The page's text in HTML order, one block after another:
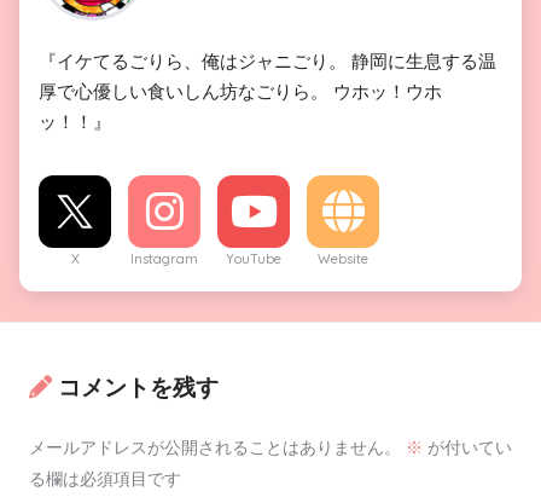
『イケてるごりら、俺はジャニごり。 静岡に生息する温
厚で心優しい食いしん坊なごりら。 ウホッ！ウホ
ッ！！』
X Instagram YouTube Website
コメントを残す
メールアドレスが公開されることはありません。 ※ が付いてい
る欄は必須項目です